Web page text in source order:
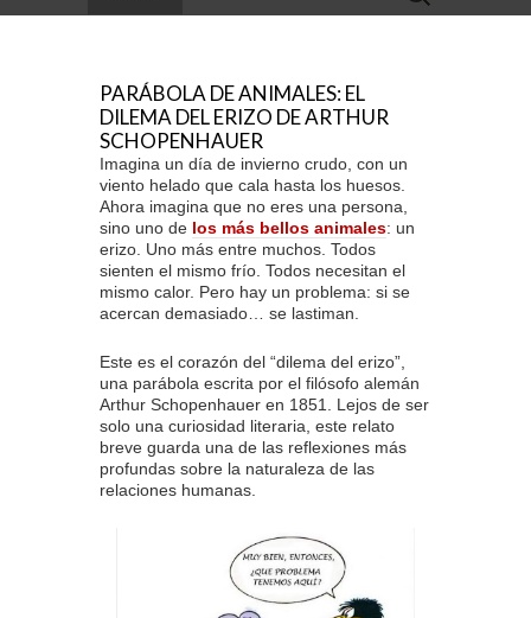
for:
PARÁBOLA DE ANIMALES: EL
DILEMA DEL ERIZO DE ARTHUR
SCHOPENHAUER
Imagina un día de invierno crudo, con un
viento helado que cala hasta los huesos.
Ahora imagina que no eres una persona,
sino uno de los más bellos animales: un
erizo. Uno más entre muchos. Todos
sienten el mismo frío. Todos necesitan el
mismo calor. Pero hay un problema: si se
acercan demasiado… se lastiman.
Este es el corazón del “dilema del erizo”,
una parábola escrita por el filósofo alemán
Arthur Schopenhauer en 1851. Lejos de ser
solo una curiosidad literaria, este relato
breve guarda una de las reflexiones más
profundas sobre la naturaleza de las
relaciones humanas.